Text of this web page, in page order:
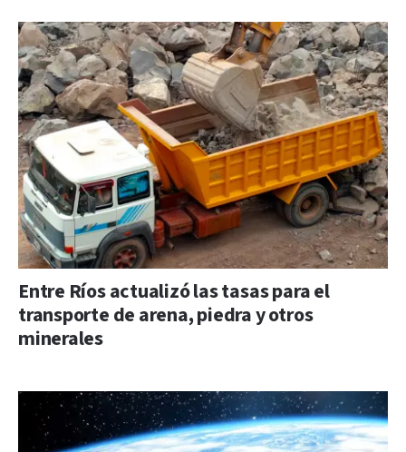
Entre Ríos actualizó las tasas para el
transporte de arena, piedra y otros
minerales